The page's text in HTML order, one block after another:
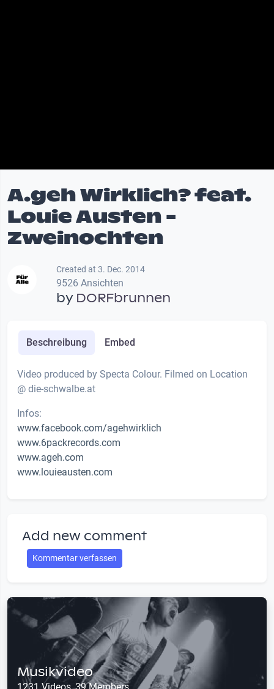
A.geh Wirklich? feat.
Louie Austen -
Zweinochten
Created at 3. Dec. 2014
9526 Ansichten
by DORFbrunnen
Beschreibung Embed
Video produced by Specta Colour. Filmed on Location
@ die-schwalbe.at
Infos:
www.facebook.com/agehwirklich
www.6packrecords.com
www.ageh.com
www.louieausten.com
Add new comment
Kommentar verfassen
Musikvideo